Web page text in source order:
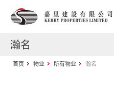
瀚名
首页 物业 所有物业 瀚名